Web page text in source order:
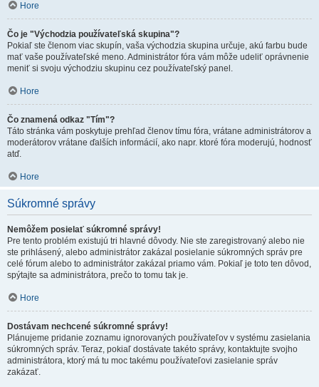
Hore
Čo je "Východzia používateľská skupina"?
Pokiaľ ste členom viac skupín, vaša východzia skupina určuje, akú farbu bude
mať vaše používateľské meno. Administrátor fóra vám môže udeliť oprávnenie
meniť si svoju východziu skupinu cez používateľský panel.
Hore
Čo znamená odkaz "Tím"?
Táto stránka vám poskytuje prehľad členov tímu fóra, vrátane administrátorov a
moderátorov vrátane ďalších informácií, ako napr. ktoré fóra moderujú, hodnosť
atď.
Hore
Súkromné správy
Nemôžem posielať súkromné správy!
Pre tento problém existujú tri hlavné dôvody. Nie ste zaregistrovaný alebo nie
ste prihlásený, alebo administrátor zakázal posielanie súkromných správ pre
celé fórum alebo to administrátor zakázal priamo vám. Pokiaľ je toto ten dôvod,
spýtajte sa administrátora, prečo to tomu tak je.
Hore
Dostávam nechcené súkromné správy!
Plánujeme pridanie zoznamu ignorovaných používateľov v systému zasielania
súkromných správ. Teraz, pokiaľ dostávate takéto správy, kontaktujte svojho
administrátora, ktorý má tu moc takému používateľovi zasielanie správ
zakázať.